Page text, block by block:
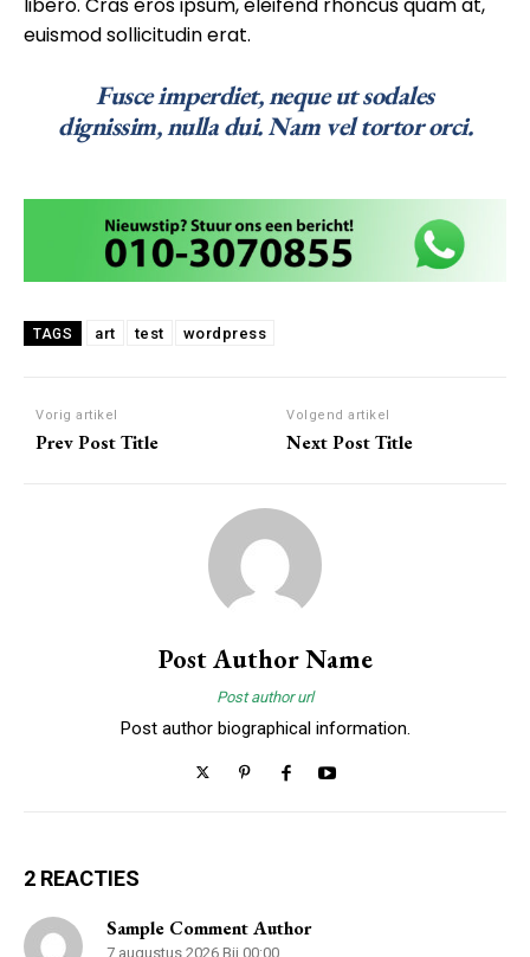
libero. Cras eros ipsum, eleifend rhoncus quam at,
euismod sollicitudin erat.
Fusce imperdiet, neque ut sodales
dignissim, nulla dui. Nam vel tortor orci.
TAGS art test wordpress
Vorig artikel
Prev Post Title
Volgend artikel
Next Post Title
Post Author Name
Post author url
Post author biographical information.
2 REACTIES
Sample Comment Author
7 augustus 2026 Bij 00:00